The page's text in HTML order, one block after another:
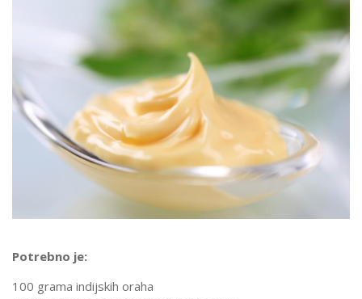
Potrebno je:
100 grama indijskih oraha